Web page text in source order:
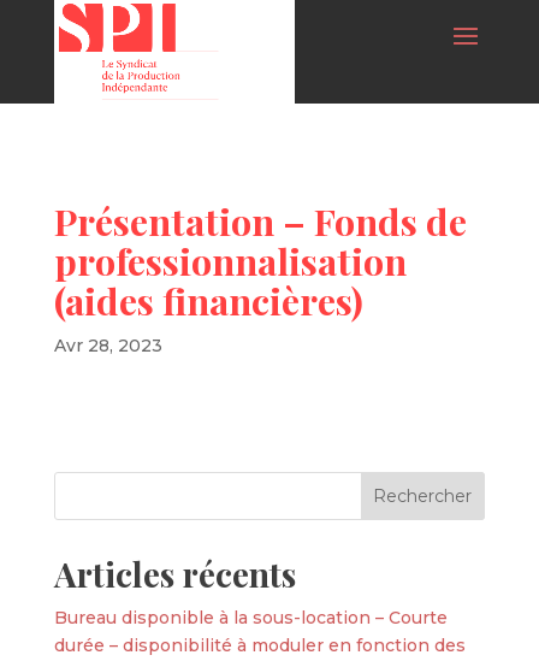
Présentation – Fonds de
professionnalisation
(aides financières)
Avr 28, 2023
Articles récents
Bureau disponible à la sous-location – Courte
durée – disponibilité à moduler en fonction des